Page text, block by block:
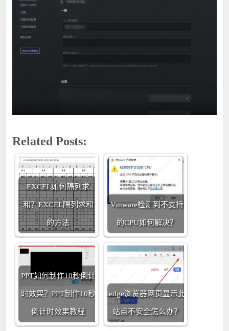
Related Posts:
EXCEL如何隔列求
和？EXCEL隔列求和
的方法
Vmware检测到不支持
的CPU如何解决？
PPT如何制作10秒倒计
时效果？PPT制作10秒
倒计时效果教程
edge浏览器网页显示此
站点不安全怎么办？